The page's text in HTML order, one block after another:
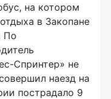
на котором
в Закопане
По
Спринтер» не
наезд на
пострадало 9